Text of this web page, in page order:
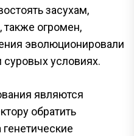
засухам,
огромен,
эволюционировали
условиях.
являются
обратить